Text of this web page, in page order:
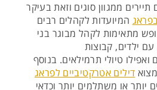
ממגוון סוגים וזאת בעיקר
המיועדות לקהלים רבים
מתאימות לקהל מבוגר בני
ילדים, קבוצות
ואפילו טיולי תרמילאים. בנוסף
דילים אטרקטיביים לפראג
יותר או משתלמים יותר וכדאי